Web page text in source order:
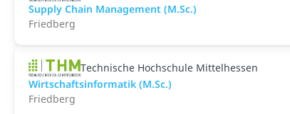
Supply Chain Management (M.Sc.)
Friedberg
Technische Hochschule Mittelhessen
Wirtschaftsinformatik (M.Sc.)
Friedberg